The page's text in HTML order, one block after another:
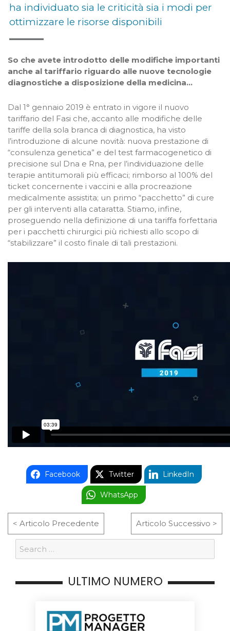
ha individuato sia le criticità sia i modi per
ottimizzare le risorse disponibili
So che avete introdotto delle modifiche importanti
anche al tariffario riguardo alle nuove tecnologie
diagnostiche a disposizione della medicina…
Dal 1° gennaio 2019 è entrato in vigore il nuovo
tariffario del Fasi che, accanto alle modifiche delle
tariffe della sola branca di diagnostica, ha visto
l’introduzione di alcune novità: nuova prestazione di
“consulenza genetica” e del test farmacogenetico di
precisione sul Dna e Rna, per l’individuazione delle
terapie antitumorali più efficaci; rimborso al 100% del
ticket concernente i vaccini e alla procreazione
medicalmente assistita; un primo “pacchetto” di cure
per gli interventi alla cataratta. Stiamo, infine,
proseguendo nella definizione di una tariffa forfettaria
per i pacchetti chirurgici più richiesti allo scopo di
“stabilizzare” il costo finale di tali prestazioni.
Facebook Twitter LinkedIn
WhatsApp
< Articolo Precedente Articolo Successivo >
ULTIMO NUMERO